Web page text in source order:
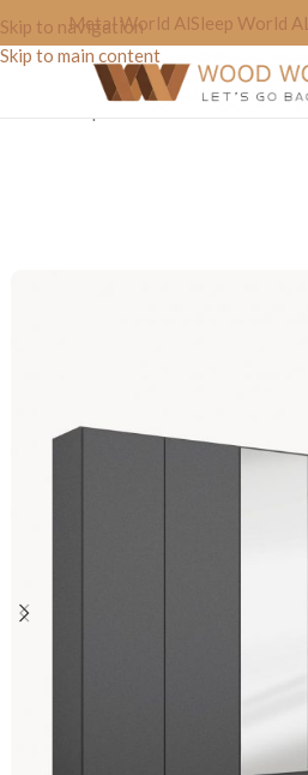
Skip to navigation
Skip to main content
Metal World AlSleep World AL